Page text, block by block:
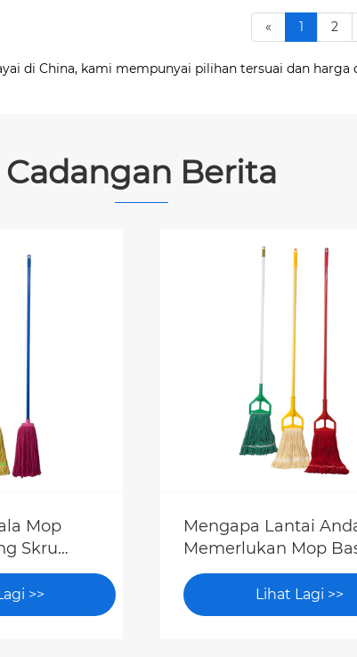
« 1 2
di China, kami mempunyai pilihan tersuai dan
Cadangan Berita
Mop
Skru
untuk
>>
Mengapa Lantai
Memerlukan Mop
Hujung Bergelung?
Lihat Lagi >>